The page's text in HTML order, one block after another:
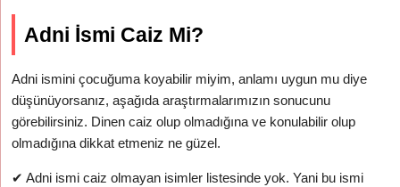
Adni İsmi Caiz Mi?
Adni ismini çocuğuma koyabilir miyim, anlamı uygun mu diye
düşünüyorsanız, aşağıda araştırmalarımızın sonucunu
görebilirsiniz. Dinen caiz olup olmadığına ve konulabilir olup
olmadığına dikkat etmeniz ne güzel.
✔ Adni ismi caiz olmayan isimler listesinde yok. Yani bu ismi